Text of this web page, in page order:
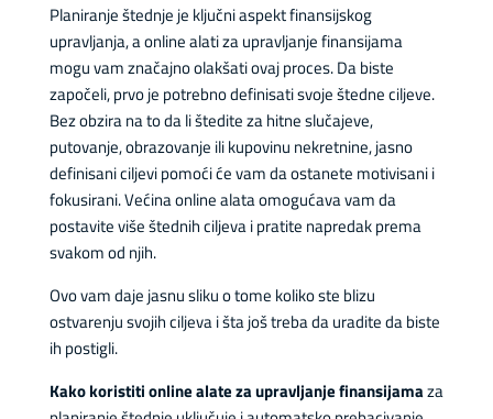
Planiranje štednje je ključni aspekt finansijskog
upravljanja, a online alati za upravljanje finansijama
mogu vam značajno olakšati ovaj proces. Da biste
započeli, prvo je potrebno definisati svoje štedne ciljeve.
Bez obzira na to da li štedite za hitne slučajeve,
putovanje, obrazovanje ili kupovinu nekretnine, jasno
definisani ciljevi pomoći će vam da ostanete motivisani i
fokusirani. Većina online alata omogućava vam da
postavite više štednih ciljeva i pratite napredak prema
svakom od njih.
Ovo vam daje jasnu sliku o tome koliko ste blizu
ostvarenju svojih ciljeva i šta još treba da uradite da biste
ih postigli.
Kako koristiti online alate za upravljanje finansijamaza